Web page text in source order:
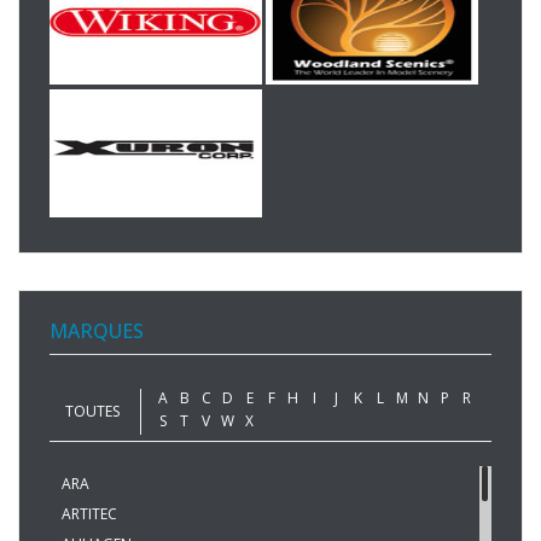
MARQUES
TOUTES
A B C D E F H I J K L M N P
R
S
T V W X
ARA
ARTITEC